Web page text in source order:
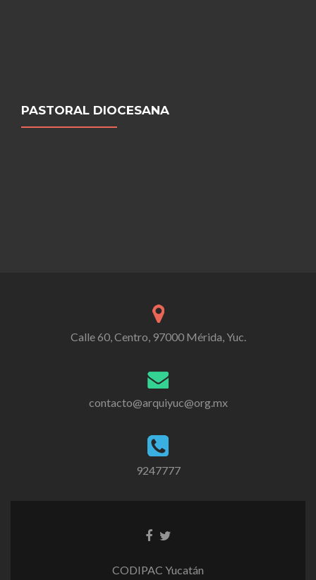
PASTORAL DIOCESANA
Calle 60, Centro, 97000 Mérida, Yuc.
contacto@arquiyuc@org.mx
9247777
CODIPAC Yucatán